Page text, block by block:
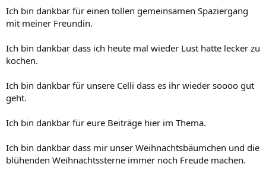
Ich bin dankbar für einen tollen gemeinsamen Spaziergang
mit meiner Freundin.
Ich bin dankbar dass ich heute mal wieder Lust hatte lecker zu
kochen.
Ich bin dankbar für unsere Celli dass es ihr wieder soooo gut
geht.
Ich bin dankbar für eure Beiträge hier im Thema.
Ich bin dankbar dass mir unser Weihnachtsbäumchen und die
blühenden Weihnachtssterne immer noch Freude machen.